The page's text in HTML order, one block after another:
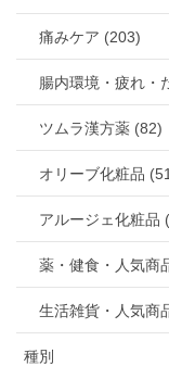
痛みケア (203)
腸内環境・疲れ・
ツムラ漢方薬 (82)
オリーブ化粧品
アルージェ化粧品
薬・健食・人気商
生活雑貨・人気商
種別